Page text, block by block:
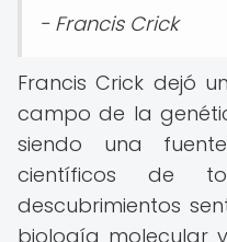
- Francis Crick
Francis Crick dejó
campo de la
siendo una
científicos de
descubrimientos
biología molecular